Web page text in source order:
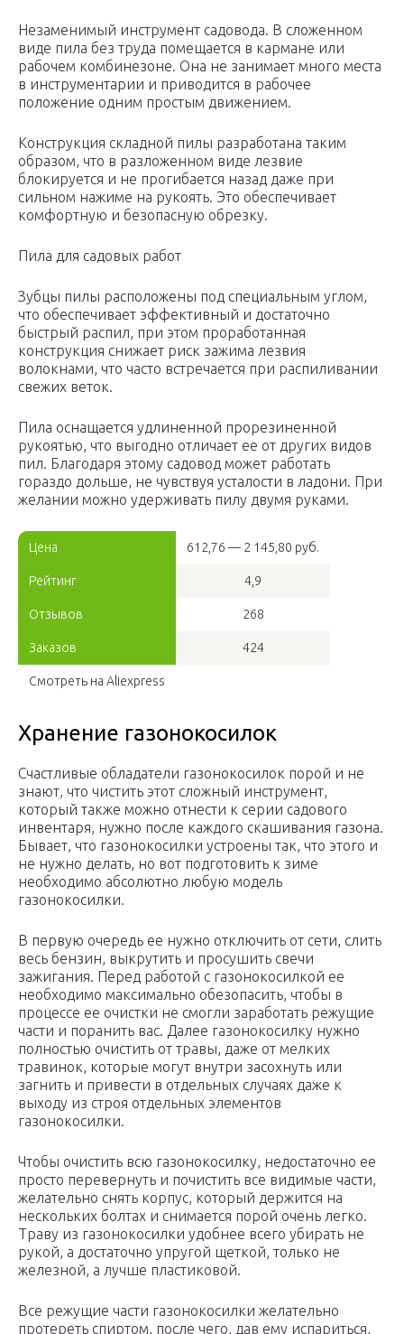
Незаменимый инструмент садовода. В сложенном
виде пила без труда помещается в кармане или
рабочем комбинезоне. Она не занимает много места
в инструментарии и приводится в рабочее
положение одним простым движением.
Конструкция складной пилы разработана таким
образом, что в разложенном виде лезвие
блокируется и не прогибается назад даже при
сильном нажиме на рукоять. Это обеспечивает
комфортную и безопасную обрезку.
Пила для садовых работ
Зубцы пилы расположены под специальным углом,
что обеспечивает эффективный и достаточно
быстрый распил, при этом проработанная
конструкция снижает риск зажима лезвия
волокнами, что часто встречается при распиливании
свежих веток.
Пила оснащается удлиненной прорезиненной
рукоятью, что выгодно отличает ее от других видов
пил. Благодаря этому садовод может работать
гораздо дольше, не чувствуя усталости в ладони. При
желании можно удерживать пилу двумя руками.
Цена 612,76 — 2 145,80 руб.
Рейтинг 4,9
Отзывов 268
Заказов 424
Смотреть на Aliexpress
Хранение газонокосилок
Счастливые обладатели газонокосилок порой и не
знают, что чистить этот сложный инструмент,
который также можно отнести к серии садового
инвентаря, нужно после каждого скашивания газона.
Бывает, что газонокосилки устроены так, что этого и
не нужно делать, но вот подготовить к зиме
необходимо абсолютно любую модель
газонокосилки.
В первую очередь ее нужно отключить от сети, слить
весь бензин, выкрутить и просушить свечи
зажигания. Перед работой с газонокосилкой ее
необходимо максимально обезопасить, чтобы в
процессе ее очистки не смогли заработать режущие
части и поранить вас. Далее газонокосилку нужно
полностью очистить от травы, даже от мелких
травинок, которые могут внутри засохнуть или
загнить и привести в отдельных случаях даже к
выходу из строя отдельных элементов
газонокосилки.
Чтобы очистить всю газонокосилку, недостаточно ее
просто перевернуть и почистить все видимые части,
желательно снять корпус, который держится на
нескольких болтах и снимается порой очень легко.
Траву из газонокосилки удобнее всего убирать не
рукой, а достаточно упругой щеткой, только не
железной, а лучше пластиковой.
Все режущие части газонокосилки желательно
протереть спиртом, после чего, дав ему испариться,